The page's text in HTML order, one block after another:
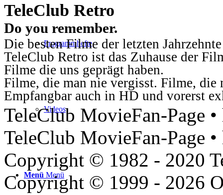
Programmhefte
Videos
Menü Menü
TeleClub Retro
Do you remember.
Die besten Filme der letzten
TeleClub Retro ist das Zuhause der
Filme die uns geprägt haben.
Filme, die man nie vergisst. Filme, die
Empfangbar auch in HD und vorerst
TeleClub MovieFan-Page
TeleClub MovieFan-Page
Copyright © 1982 - 2020
Copyright © 1999 - 2026